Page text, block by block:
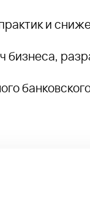
и
бизнеса,